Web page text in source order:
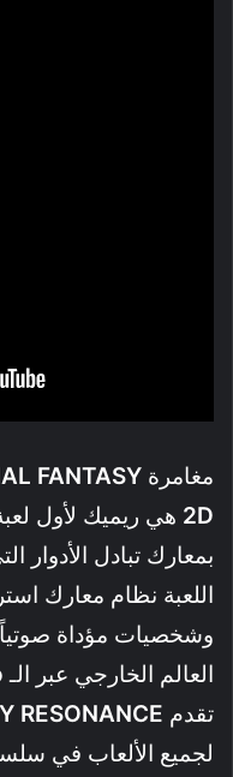
مغامرة FANTASY
2D هي ريميك لأول
بمعارك تبادل
اللعبة نظام معارك
وشخصيات مؤداة
العالم الخارجي عبر الـ
تقدم RESONANCE
لجميع الألعاب في